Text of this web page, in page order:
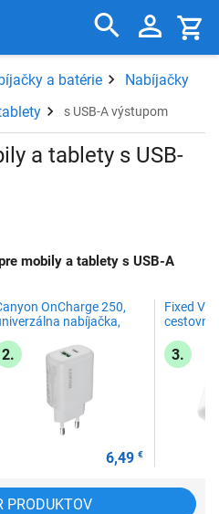
a batérie
Nabíjačky
s USB-A výstupom
a tablety s USB-
mobily a tablety s USB-A
2.
OnCharge 250,
nabíjačka,
6,49€
3.
Fixed
cestovný
a 2xUSB
PD 70W,
PRODUKTOV